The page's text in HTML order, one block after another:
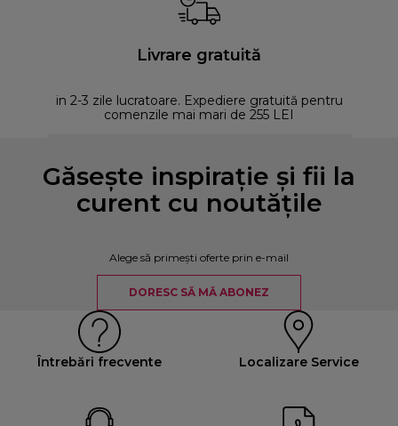
Livrare gratuită
in 2-3 zile lucratoare. Expediere gratuită pentru
comenzile mai mari de 255 LEI
Găsește inspirație și fii la
curent cu noutățile
Alege să primești oferte prin e-mail
DORESC SĂ MĂ ABONEZ
Întrebări frecvente Localizare Service